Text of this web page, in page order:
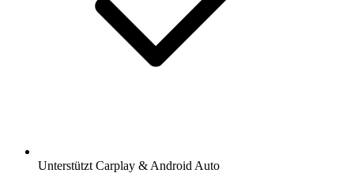
Unterstützt Carplay & Android Auto